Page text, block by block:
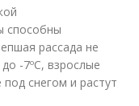
способны
рассада не
-7ºС, взрослые
снегом и растут